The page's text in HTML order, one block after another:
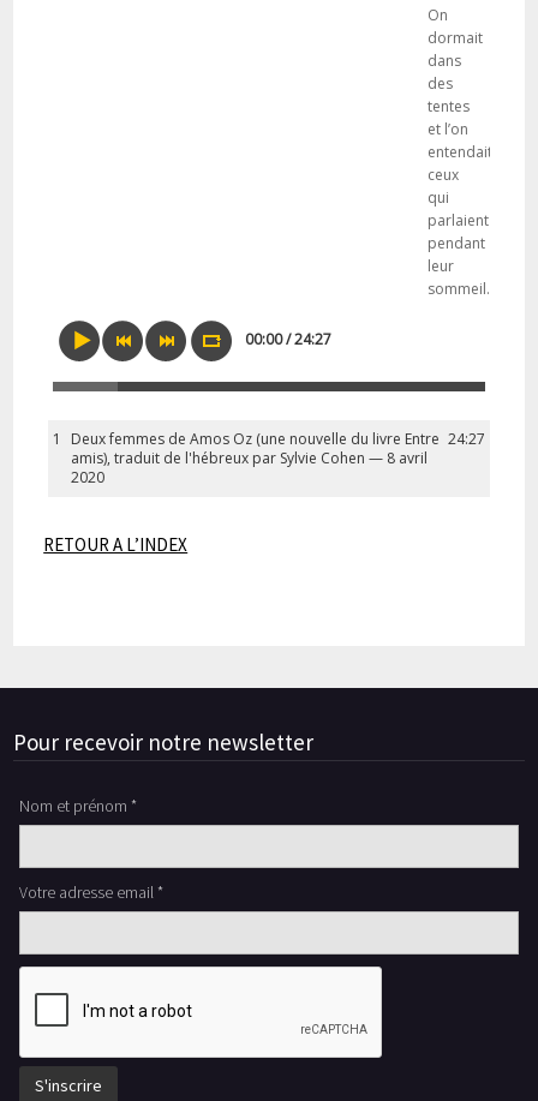
On
dormait
dans
des
tentes
et l’on
entendait
ceux
qui
parlaient
pendant
leur
sommeil.»
00:00 / 24:27
1 24:27
Deux femmes de Amos Oz (une nouvelle du livre Entre
amis), traduit de l'hébreux par Sylvie Cohen — 8 avril
2020
RETOUR A L’INDEX
Pour recevoir notre newsletter
Nom et prénom *
Votre adresse email *